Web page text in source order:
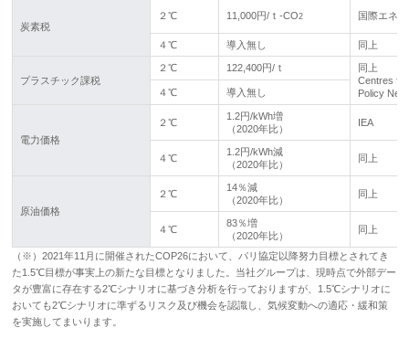
炭素税
２℃ 11,000円/ｔ-CO2 国際エネ
４℃ 導入無し 同上
プラスチック課税
２℃ 122,400円/ｔ
同上
Centres
Policy
４℃ 導入無し
電力価格
２℃
1.2円/kWh増
（2020年比）
IEA
４℃
1.2円/kWh減
（2020年比）
同上
原油価格
２℃
14％減
（2020年比）
同上
４℃
83％増
（2020年比）
同上
（※）2021年11月に開催されたCOP26において、パリ協定以降努力目標とされてき
た1.5℃目標が事実上の新たな目標となりました。当社グループは、現時点で外部デー
タが豊富に存在する2℃シナリオに基づき分析を行っておりますが、1.5℃シナリオに
おいても2℃シナリオに準ずるリスク及び機会を認識し、気候変動への適応・緩和策
を実施してまいります。